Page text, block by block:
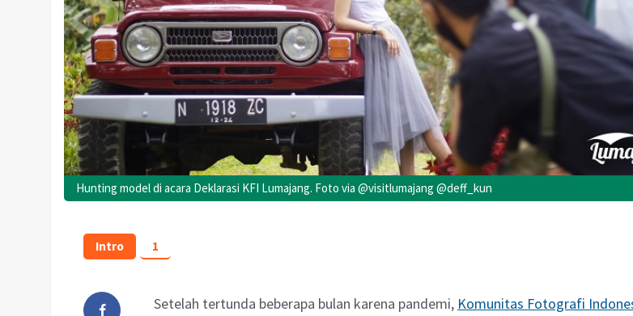
Hunting model di acara Deklarasi KFI Lumajang. Foto via @visitlumajang @deff_kun
Intro 1
Setelah tertunda beberapa bulan karena pandemi, Komunitas Fotografi